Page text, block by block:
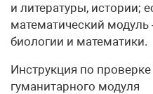
и литературы, истории;
математический модуль
биологии и математики.
Инструкция по
гуманитарного модуля